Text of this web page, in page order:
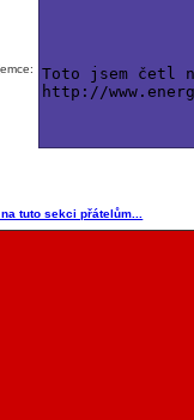
tuto sekci přátelům...